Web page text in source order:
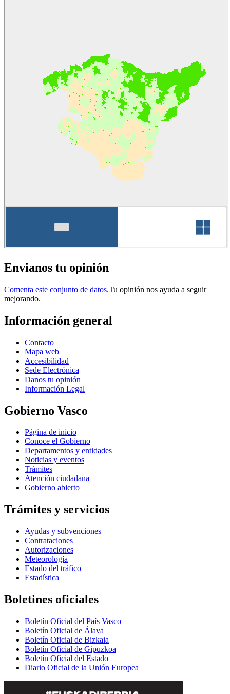
Envianos tu opinión
Comenta este conjunto de datos.Tu opinión nos ayuda a seguir
mejorando.
Información general
Contacto
Mapa web
Accesibilidad
Sede Electrónica
Danos tu opinión
Información Legal
Gobierno Vasco
Página de inicio
Conoce el Gobierno
Departamentos y entidades
Noticias y eventos
Trámites
Atención ciudadana
Gobierno abierto
Trámites y servicios
Ayudas y subvenciones
Contrataciones
Autorizaciones
Meteorología
Estado del tráfico
Estadística
Boletines oficiales
Boletín Oficial del País Vasco
Boletín Oficial de Álava
Boletín Oficial de Bizkaia
Boletín Oficial de Gipuzkoa
Boletín Oficial del Estado
Diario Oficial de la Unión Europea